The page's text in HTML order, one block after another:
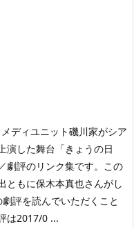
ディユニット磯川家がシア
演した舞台「きょうの日
劇評のリンク集です。この
ともに保木本真也さんがし
評を読んでいただくこと
は2017/0 ...